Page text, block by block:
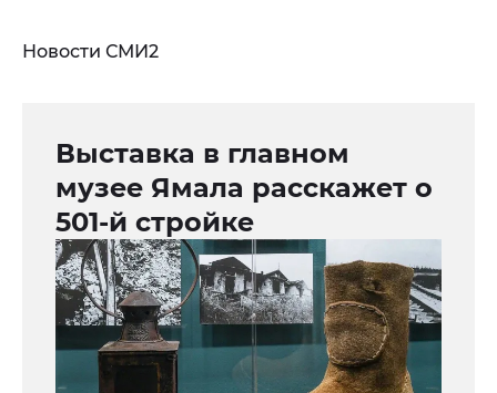
Новости СМИ2
Выставка в главном
музее Ямала расскажет о
501-й стройке